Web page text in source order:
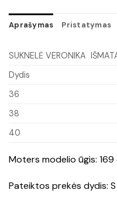
Aprašymas Pristatymas
SUKNELĖ VERONIKA
Dydis
36
38
40
Moters modelio ūgis: 169
Pateiktos prekės dydis: S